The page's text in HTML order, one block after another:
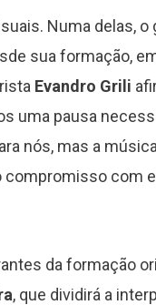
Numa delas, o
sua formação,
Evandro Grili
uma pausa
nós, mas a
compromisso com
da formação
, que dividirá a
2023
com Anitta